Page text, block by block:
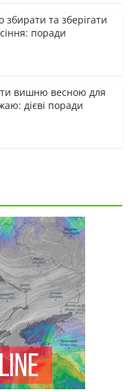
та зберігати
поради
вишню весною для
дієві поради